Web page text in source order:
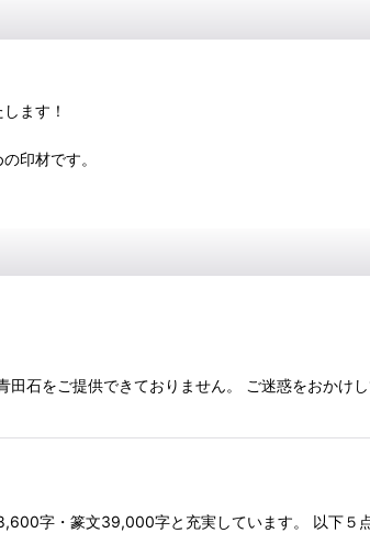
ます！
印材です。
石をご提供できておりません。 ご迷惑をおか
字・篆文39,000字と充実しています。 以下